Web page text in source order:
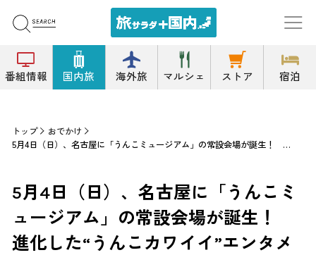
番組情報 国内旅 海外旅 マルシェ ストア 宿泊
トップ
おでかけ
5月4日（日）、名古屋に「うんこミュージアム」の常設会場が誕生！ 進化した“うんこカワイイ”エンタメ空間を楽しみつくそう
5月4日（日）、名古屋に「うんこミ
ュージアム」の常設会場が誕生！
進化した“うんこカワイイ”エンタメ